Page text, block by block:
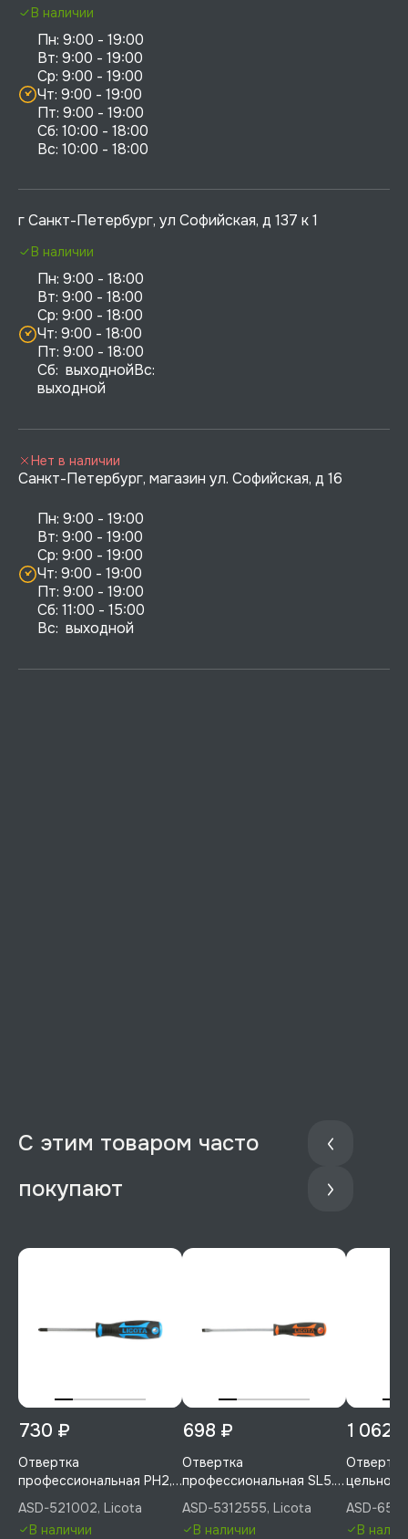
Пн: 9:00 - 19:00
Вт: 9:00 - 19:00
Ср: 9:00 - 19:00
Чт: 9:00 - 19:00
Пт: 9:00 - 19:00
Сб: 10:00 - 18:00
В наличии
г Санкт-Петербург, ул Софийская, д 137 к 1
Пн: 9:00 - 18:00
Вт: 9:00 - 18:00
Ср: 9:00 - 18:00
Чт: 9:00 - 18:00
Пт: 9:00 - 18:00
Сб:  выходнойВс:
выходной
В наличии
Санкт-Петербург, магазин ул. Софийская, д 16
Пн: 9:00 - 19:00
Вт: 9:00 - 19:00
Ср: 9:00 - 19:00
Чт: 9:00 - 19:00
Пт: 9:00 - 19:00
Сб: 11:00 - 15:00
Вс:  выходной
Нет в наличии
С этим товаром часто
покупают
730 ₽
Отвертка
профессиональная PH2,
100 мм, Licota, ASD-
521002
ASD-521002, Licota
В наличии
698 ₽
Отвертка
профессиональная SL5.5,
125 мм, Licota, ASD-
5312555
ASD-5312555, Licota
В наличии
1 062
PH2,
651002
ASD-
В